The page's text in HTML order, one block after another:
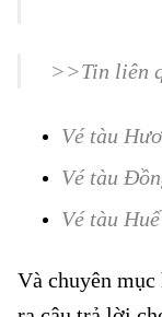
>>Tin liên
Vé tàu
Vé tàu
Vé tàu
Và chuyên